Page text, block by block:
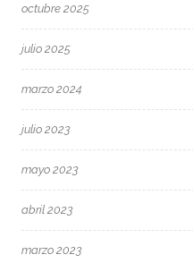
octubre 2025
julio 2025
marzo 2024
julio 2023
mayo 2023
abril 2023
marzo 2023